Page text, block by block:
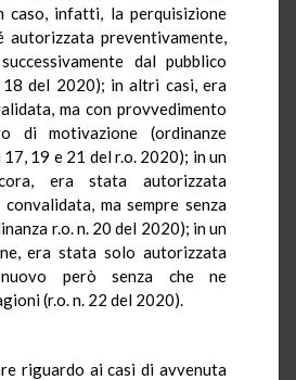
caso, infatti, la perquisizione
autorizzata preventivamente,
dal pubblico
18 del 2020); in altri casi, era
ma con provvedimento
di motivazione (ordinanze
19 e 21 del r.o. 2020); in un
era stata autorizzata
ma sempre senza
r.o. n. 20 del 2020); in un
era stata solo autorizzata
però senza che ne
(r.o. n. 22 del 2020).
riguardo ai casi di avvenuta